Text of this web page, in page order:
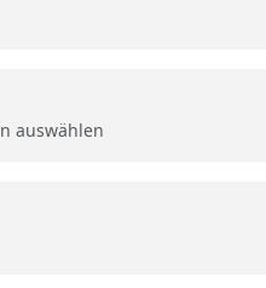
auswählen